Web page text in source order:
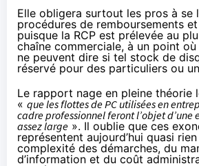
Elle obligera surtout les pros à se
procédures de remboursements et
puisque la RCP est prélevée au
chaîne commerciale, à un point
ne peuvent dire si tel stock de
réservé pour des particuliers ou
Le rapport nage en pleine théorie
« que les flottes de PC utilisées en
cadre professionnel feront l’objet d’une
assez large ». Il oublie que ces
représentent aujourd’hui quasi
complexité des démarches, du
d’information et du coût